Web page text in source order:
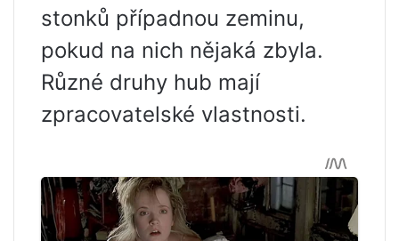
stonků případnou zeminu,
pokud na nich nějaká zbyla.
Různé druhy hub mají
zpracovatelské vlastnosti.